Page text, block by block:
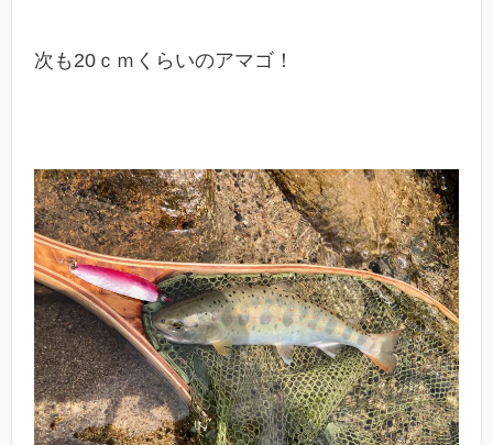
次も20ｃｍくらいのアマゴ！